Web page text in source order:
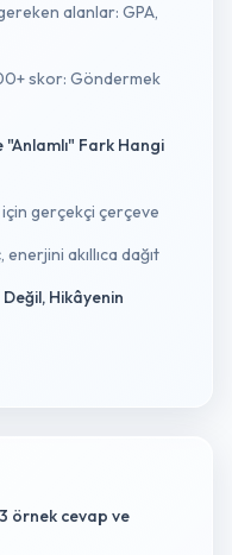
alanlar: GPA,
skor: Göndermek
Fark Hangi
için gerçekçi çerçeve
akıllıca dağıt
Hikâyenin
örnek cevap ve